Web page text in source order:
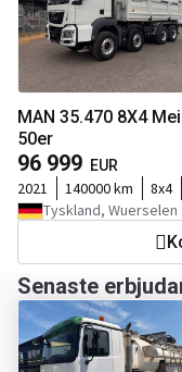
MAN 35.470 8X4
50er
96 999 EUR
2021 140000 km 8x4
Tyskland, Wuerselen
Senaste